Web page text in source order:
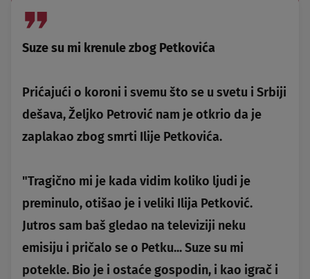
Suze su mi krenule zbog Petkovića
Prićajući o koroni i svemu što se u svetu i Srbiji
dešava, Željko Petrović nam je otkrio da je
zaplakao zbog smrti Ilije Petkovića.
"Tragično mi je kada vidim koliko ljudi je
preminulo, otišao je i veliki Ilija Petković.
Jutros sam baš gledao na televiziji neku
emisiju i pričalo se o Petku... Suze su mi
potekle. Bio je i ostaće gospodin, i kao igrač i